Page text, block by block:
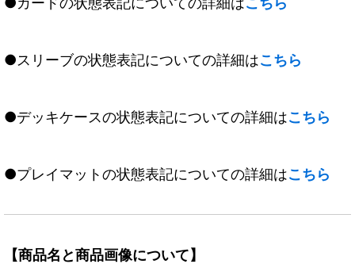
●スリーブの状態表記についての詳細はこちら
●デッキケースの状態表記についての詳細はこちら
●プレイマットの状態表記についての詳細はこちら
【商品名と商品画像について】